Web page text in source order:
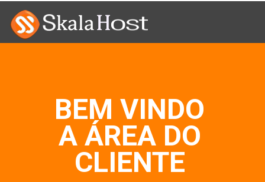
BEM VINDO
A ÁREA DO
CLIENTE